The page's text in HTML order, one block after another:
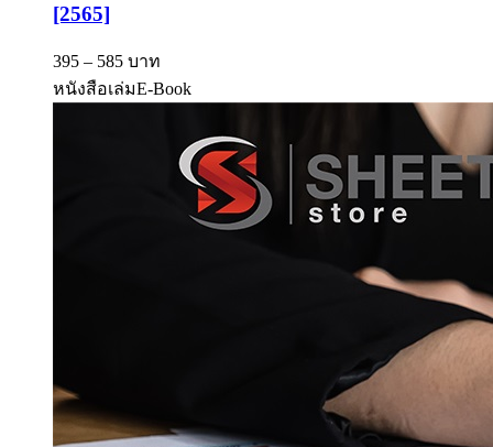
[2565]
395 – 585 บาท
หนังสือเล่มE-Book